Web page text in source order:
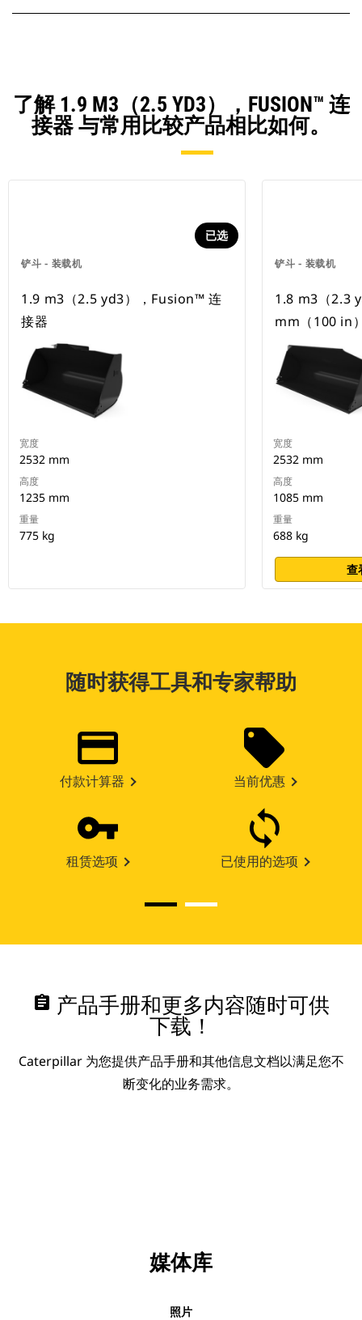
了解 1.9 M3（2.5 YD3），FUSION™ 连
接器 与常用比较产品相比如何。
铲斗 - 装载机
已选
1.9 m3（2.5 yd3），Fusion™ 连
接器
宽度
2532 mm
高度
1235 mm
重量
775 kg
铲斗 - 装载机
1.8 m3（2.3
mm（100 in
宽度
2532 mm
高度
1085 mm
重量
688 kg
查
随时获得工具和专家帮助
付款计算器 当前优惠
租赁选项 已使用的选项
assignment 产品手册和更多内容随时可供
下载！
Caterpillar 为您提供产品手册和其他信息文档以满足您不
断变化的业务需求。
媒体库
照片